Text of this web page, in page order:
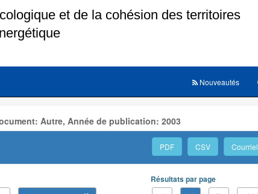
Nouveautés
Autre, Année de publication: 2003
PDF CSV Courriel
Résultats par page